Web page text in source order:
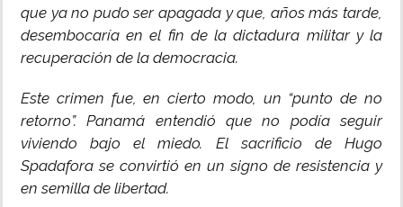
que ya no pudo ser apagada y que, años más tarde,
desembocaría en el fin de la dictadura militar y la
recuperación de la democracia.
Este crimen fue, en cierto modo, un “punto de no
retorno”. Panamá entendió que no podía seguir
viviendo bajo el miedo. El sacrificio de Hugo
Spadafora se convirtió en un signo de resistencia y
en semilla de libertad.